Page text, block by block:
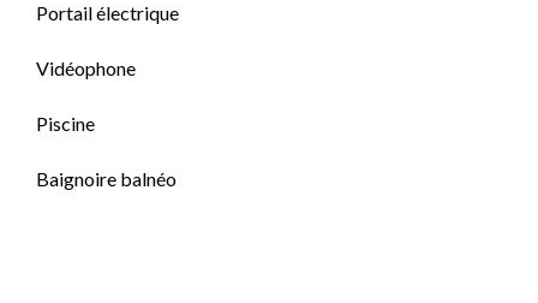
Portail électrique
Vidéophone
Piscine
Baignoire balnéo